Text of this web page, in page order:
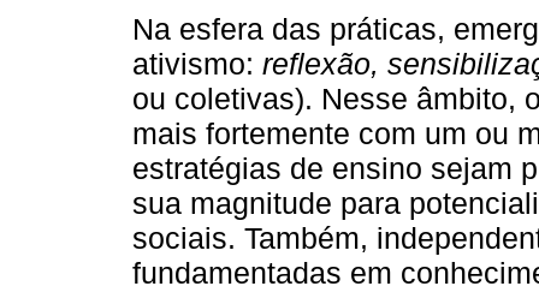
Na esfera das práticas,
ativismo: reflexão,
ou coletivas). Nesse âmbito,
mais fortemente com um ou
estratégias de ensino sejam
sua magnitude para
sociais. Também,
fundamentadas em